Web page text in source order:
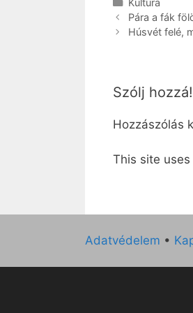
Pára a fák
Húsvét felé,
Szólj hozzá!
Hozzászólás
This site
Adatvédelem •